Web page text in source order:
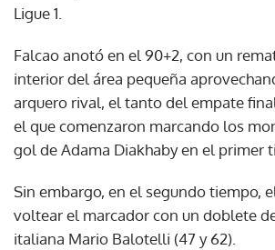
Ligue 1.
Falcao anotó en el 90+2, con un
interior del área pequeña
arquero rival, el tanto del empate
el que comenzaron marcando los
gol de Adama Diakhaby en el primer
Sin embargo, en el segundo tiempo,
voltear el marcador con un doblete
italiana Mario Balotelli (47 y 62).